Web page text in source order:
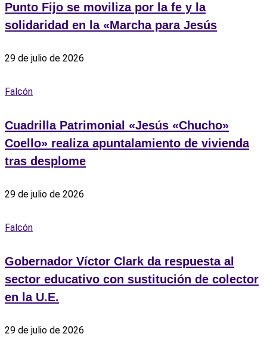
Punto Fijo se moviliza por la fe y la
solidaridad en la «Marcha para Jesús
29 de julio de 2026
Falcón
Cuadrilla Patrimonial «Jesús «Chucho»
Coello» realiza apuntalamiento de vivienda
tras desplome
29 de julio de 2026
Falcón
Gobernador Víctor Clark da respuesta al
sector educativo con sustitución de colector
en la U.E.
29 de julio de 2026